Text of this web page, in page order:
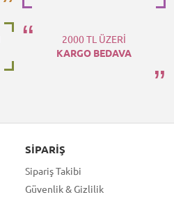
2000 TL ÜZERİ
KARGO BEDAVA
SIPARIŞ
Sipariş Takibi
Güvenlik & Gizlilik